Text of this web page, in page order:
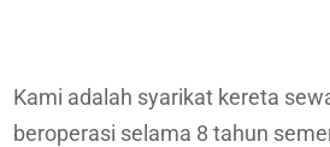
Kami adalah syarikat kereta
beroperasi selama 8 tahun